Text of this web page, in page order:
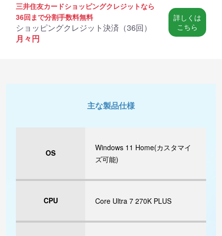
三井住友カードショッピングクレジットなら
36回まで分割手数料無料
ショッピングクレジット決済（36回）
月々円
詳しくは
こちら
主な製品仕様
OS
Windows 11 Home(カスタマイ
ズ可能)
CPU Core Ultra 7 270K PLUS